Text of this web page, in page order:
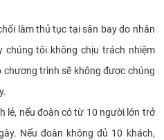
làm thủ tục tại sân bay do nhân
tôi không chịu trách nhiệm
chương trình sẽ không được chúng
lẻ, nếu đoàn có từ 10 người lớn trở
Nếu đoàn không đủ 10 khách,